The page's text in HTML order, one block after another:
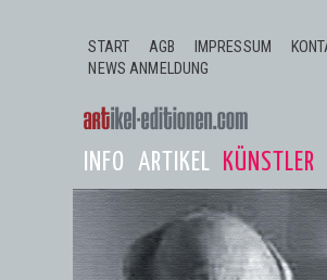
START
AGB IMPRESSUM
NEWS ANMELDUNG
INFO ARTIKEL KÜNSTLER